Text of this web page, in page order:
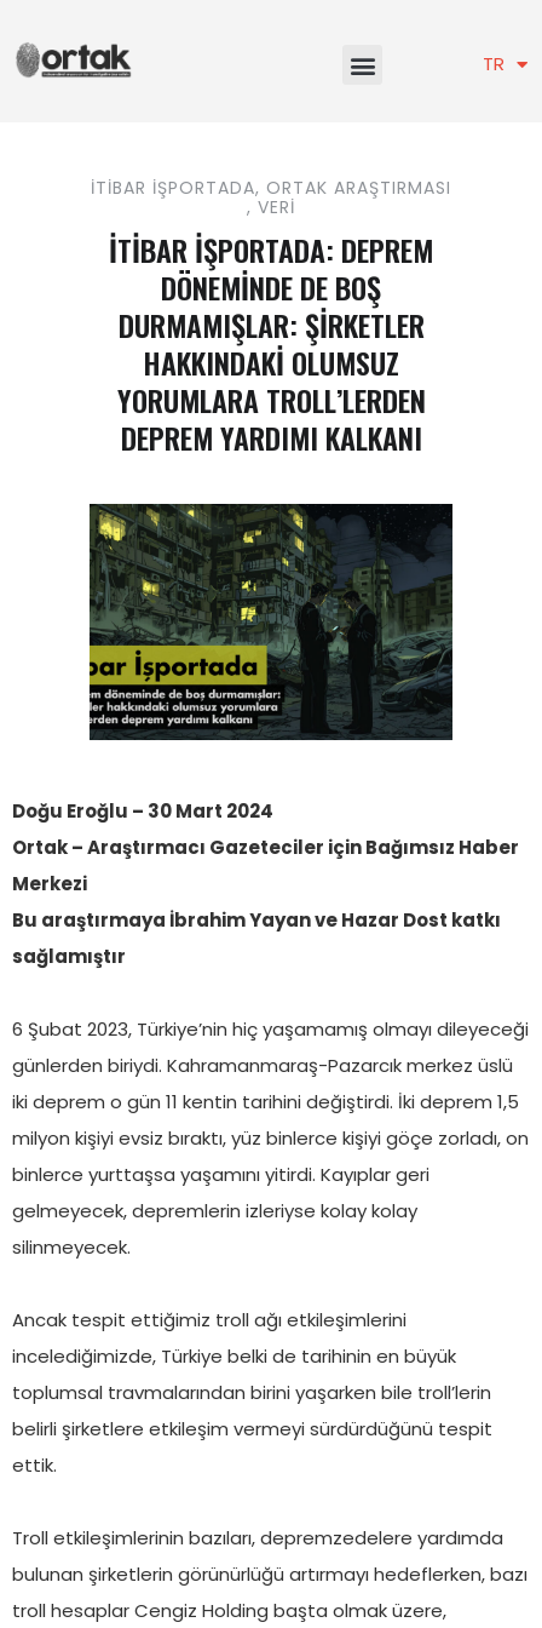
TR
EN
İTIBAR İŞPORTADA, ORTAK ARAŞTIRMASI
, VERI
İTİBAR İŞPORTADA: DEPREM
DÖNEMİNDE DE BOŞ
DURMAMIŞLAR: ŞİRKETLER
HAKKINDAKİ OLUMSUZ
YORUMLARA TROLL’LERDEN
DEPREM YARDIMI KALKANI
Doğu Eroğlu – 30 Mart 2024
Ortak – Araştırmacı Gazeteciler için Bağımsız Haber
Merkezi
Bu araştırmaya İbrahim Yayan ve Hazar Dost katkı
sağlamıştır
6 Şubat 2023, Türkiye’nin hiç yaşamamış olmayı dileyeceği
günlerden biriydi. Kahramanmaraş-Pazarcık merkez üslü
iki deprem o gün 11 kentin tarihini değiştirdi. İki deprem 1,5
milyon kişiyi evsiz bıraktı, yüz binlerce kişiyi göçe zorladı, on
binlerce yurttaşsa yaşamını yitirdi. Kayıplar geri
gelmeyecek, depremlerin izleriyse kolay kolay
silinmeyecek.
Ancak tespit ettiğimiz troll ağı etkileşimlerini
incelediğimizde, Türkiye belki de tarihinin en büyük
toplumsal travmalarından birini yaşarken bile troll’lerin
belirli şirketlere etkileşim vermeyi sürdürdüğünü tespit
ettik.
Troll etkileşimlerinin bazıları, depremzedelere yardımda
bulunan şirketlerin görünürlüğü artırmayı hedeflerken, bazı
troll hesaplar Cengiz Holding başta olmak üzere,